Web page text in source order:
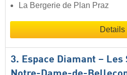
La Bergerie de Plan Praz
Details
3. Espace Diamant – Les